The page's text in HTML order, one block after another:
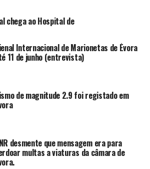
chega ao Hospital de
Internacional de Marionetas de Évora
11 de junho (entrevista)
de magnitude 2.9 foi registado em
desmente que mensagem era para
multas a viaturas da câmara de